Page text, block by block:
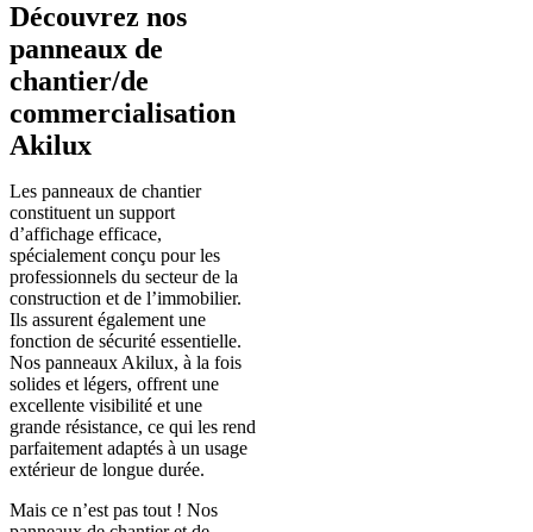
Découvrez nos
panneaux de
chantier/de
commercialisation
Akilux
Les panneaux de chantier
constituent un support
d’affichage efficace,
spécialement conçu pour les
professionnels du secteur de la
construction et de l’immobilier.
Ils assurent également une
fonction de sécurité essentielle.
Nos panneaux Akilux, à la fois
solides et légers, offrent une
excellente visibilité et une
grande résistance, ce qui les rend
parfaitement adaptés à un usage
extérieur de longue durée.
Mais ce n’est pas tout ! Nos